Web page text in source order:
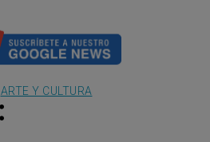
ARTE Y CULTURA